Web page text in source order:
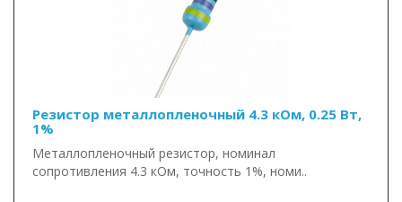
Резистор металлопленочный 4.3 кОм, 0.25 Вт,
1%
Металлопленочный резистор, номинал
сопротивления 4.3 кОм, точность 1%, номи..